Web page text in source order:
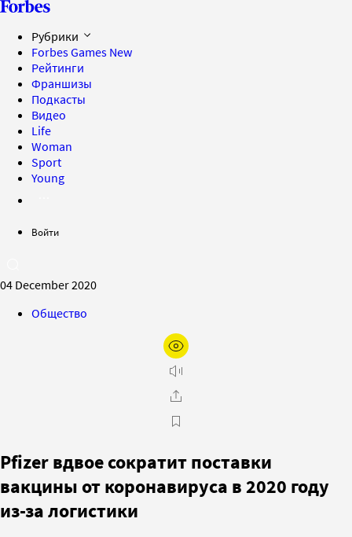
Рубрики
Forbes Games New
Рейтинги
Франшизы
Подкасты
Видео
Life
Woman
Sport
Young
Войти
04 December 2020
Общество
Pfizer вдвое сократит поставки
вакцины от коронавируса в 2020 году
из-за логистики